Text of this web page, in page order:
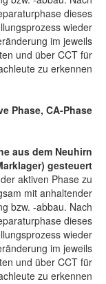
dieses
wieder
im jeweils
und über CCT für
zu erkennen.
Phase, CA-Phase:
aus dem Neuhirn
gesteuert
aktiven Phase zu
mit anhaltender
bzw. -abbau. Nach
dieses
wieder
im jeweils
und über CCT für
zu erkennen.